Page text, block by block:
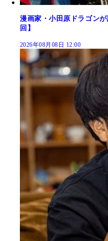
漫画家・小田原ドラゴン
回】
2026年08月08日 12:00